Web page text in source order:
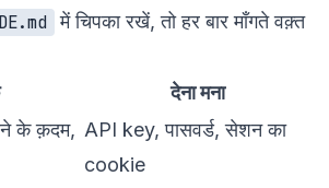
में चिपका रखें, तो हर बार माँगते वक़्त
देना मना
के क़दम, API key, पासवर्ड, सेशन का
cookie